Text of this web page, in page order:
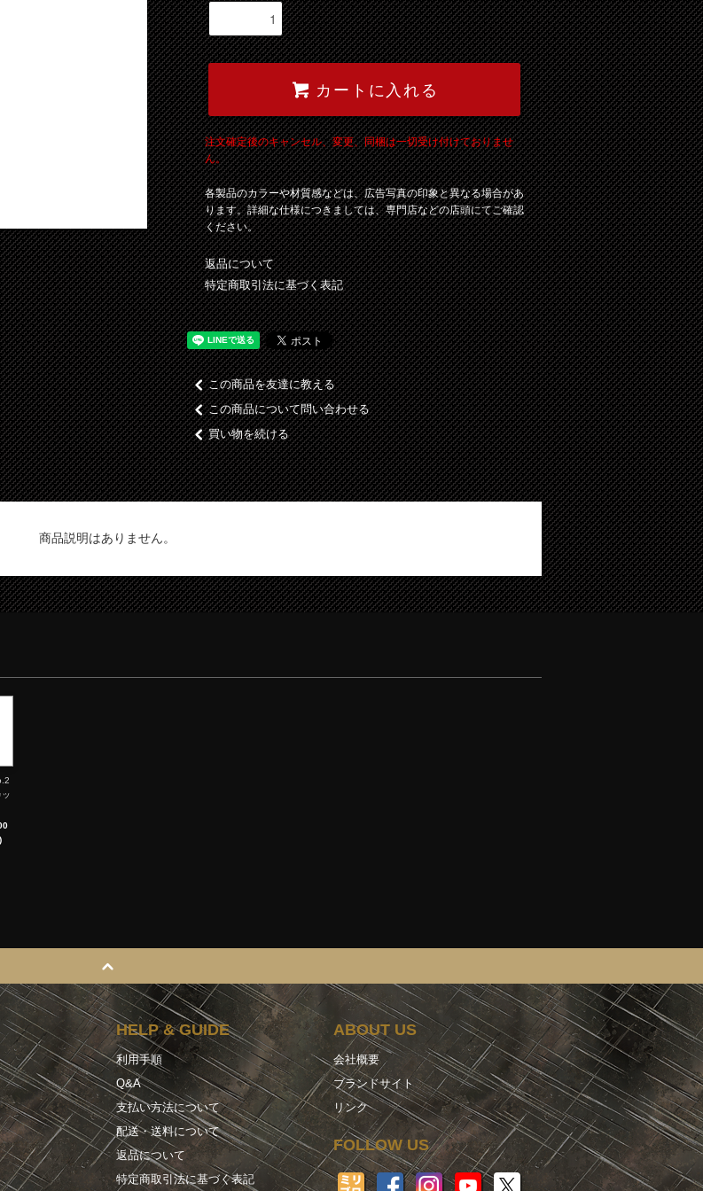
カートに入れる
注文確定後のキャンセル、変更、同梱は一切受け付けておりませ
ん。
各製品のカラーや材質感などは、広告写真の印象と異なる場合があ
ります。詳細な仕様につきましては、専門店などの店頭にてご確認
ください。
返品について
特定商取引法に基づく表記
この商品を友達に教える
この商品について問い合わせる
買い物を続ける
商品説明はありません。
HELP & GUIDE
利用手順
Q&A
支払い方法について
配送・送料について
返品について
特定商取引法に基づく表記
ABOUT US
会社概要
ブランドサイト
リンク
FOLLOW US